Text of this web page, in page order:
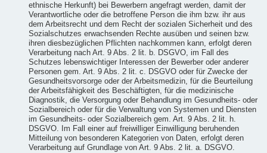
ethnische Herkunft) bei Bewerbern angefragt werden, damit der
Verantwortliche oder die betroffene Person die ihm bzw. ihr aus
dem Arbeitsrecht und dem Recht der sozialen Sicherheit und des
Sozialschutzes erwachsenden Rechte ausüben und seinen bzw.
ihren diesbezüglichen Pflichten nachkommen kann, erfolgt deren
Verarbeitung nach Art. 9 Abs. 2 lit. b. DSGVO, im Fall des
Schutzes lebenswichtiger Interessen der Bewerber oder anderer
Personen gem. Art. 9 Abs. 2 lit. c. DSGVO oder für Zwecke der
Gesundheitsvorsorge oder der Arbeitsmedizin, für die Beurteilung
der Arbeitsfähigkeit des Beschäftigten, für die medizinische
Diagnostik, die Versorgung oder Behandlung im Gesundheits- oder
Sozialbereich oder für die Verwaltung von Systemen und Diensten
im Gesundheits- oder Sozialbereich gem. Art. 9 Abs. 2 lit. h.
DSGVO. Im Fall einer auf freiwilliger Einwilligung beruhenden
Mitteilung von besonderen Kategorien von Daten, erfolgt deren
Verarbeitung auf Grundlage von Art. 9 Abs. 2 lit. a. DSGVO.